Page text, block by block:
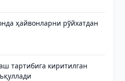
ҳайвонларни рўйхатдан
тартибига киритилган